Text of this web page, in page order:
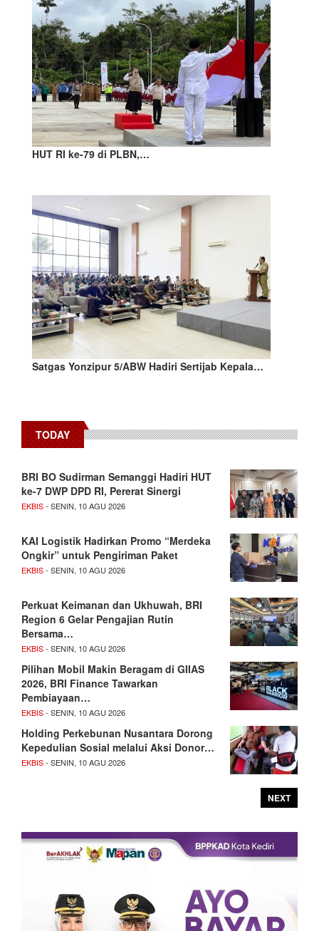
HUT RI ke-79 di PLBN,…
Satgas Yonzipur 5/ABW Hadiri Sertijab Kepala…
TODAY
BRI BO Sudirman Semanggi Hadiri HUT
ke-7 DWP DPD RI, Pererat Sinergi
EKBIS- SENIN, 10 AGU 2026
KAI Logistik Hadirkan Promo “Merdeka
Ongkir” untuk Pengiriman Paket
EKBIS- SENIN, 10 AGU 2026
Perkuat Keimanan dan Ukhuwah, BRI
Region 6 Gelar Pengajian Rutin
Bersama…
EKBIS- SENIN, 10 AGU 2026
Pilihan Mobil Makin Beragam di GIIAS
2026, BRI Finance Tawarkan
Pembiayaan…
EKBIS- SENIN, 10 AGU 2026
Holding Perkebunan Nusantara Dorong
Kepedulian Sosial melalui Aksi Donor…
EKBIS- SENIN, 10 AGU 2026
NEXT